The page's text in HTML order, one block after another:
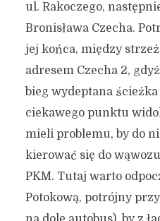
Trasa, dzięki
piękne i
ul. Rakoczego,
Bronisława Czecha.
jej końca, między
adresem Czecha 2,
bieg wydeptana
ciekawego punktu
mieli problemu, by do
kierować się do
PKM. Tutaj warto
Potokową, potrójny